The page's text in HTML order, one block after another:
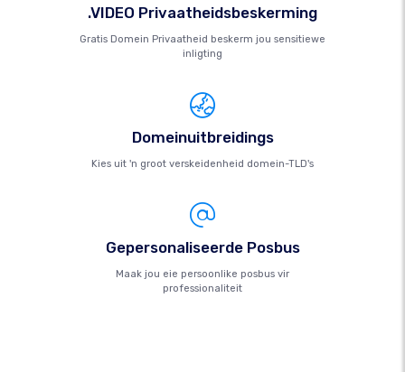
.VIDEO Privaatheidsbeskerming
Gratis Domein Privaatheid beskerm jou sensitiewe
inligting
Domeinuitbreidings
Kies uit 'n groot verskeidenheid domein-TLD's
Gepersonaliseerde Posbus
Maak jou eie persoonlike posbus vir
professionaliteit